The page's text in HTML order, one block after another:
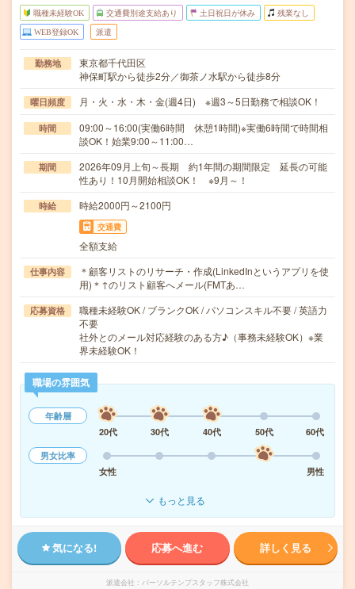
職種未経験OK 交通費別途支給あり 土日祝日が休み 残業なし
WEB登録OK 派遣
勤務地
東京都千代田区
神保町駅から徒歩2分／御茶ノ水駅から徒歩8分
曜日頻度 月・火・水・木・金(週4日) ※週3～5日勤務で相談OK！
時間
09:00～16:00(実働6時間 休憩1時間)※実働6時間で時間相
談OK！始業9:00～11:00…
期間
2026年09月上旬～長期 約1年間の期間限定 延長の可能
性あり！10月開始相談OK！ ※9月～！
時給 時給2000円～2100円
交通費
全額支給
仕事内容
＊顧客リストのリサーチ・作成(LinkedInというアプリを使
用)＊↑のリスト顧客へメール(FMTあ…
応募資格
職種未経験OK / ブランクOK / パソコンスキル不要 / 英語力
不要
社外とのメール対応経験のある方♪（事務未経験OK）※業
界未経験OK！
職場の雰囲気
年齢層
20代
30代 40代 50代
60代
男女比率
女性
男性
もっと見る
気になる! 応募へ進む 詳しく見る
派遣会社 パーソルテンプスタッフ株式会社